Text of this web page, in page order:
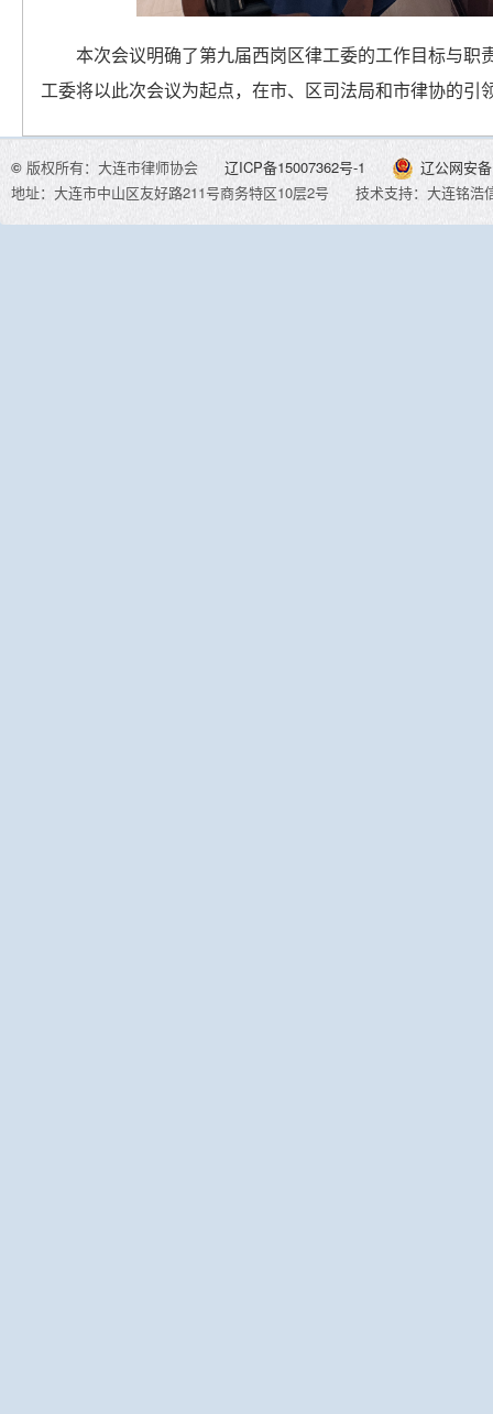
本次会议明确了第九届西岗区律工委的工作目标与
工委将以此次会议为起点，在市、区司法局和市律协的
© 版权所有：大连市律师协会 辽ICP备15007362号-1
辽公网安
地址：大连市中山区友好路211号商务特区10层2号
技术支持：大连铭浩